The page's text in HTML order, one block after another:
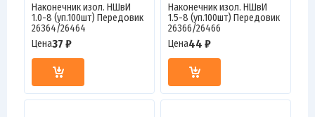
Наконечник изол. НШвИ
1.0-8 (уп.100шт) Передовик
26364/26464
Цена37 ₽
Наконечник изол. НШвИ
1.5-8 (уп.100шт) Передовик
26366/26466
Цена44 ₽